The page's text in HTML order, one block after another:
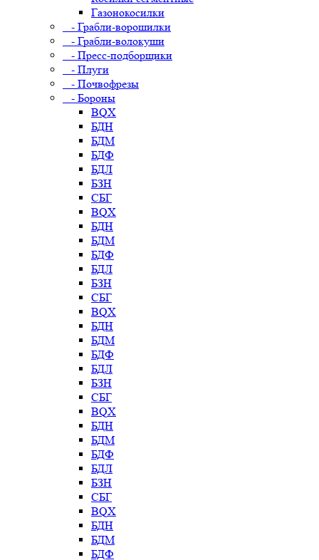
Газонокосилки
- Грабли-ворошилки
- Грабли-волокуши
- Пресс-подборщики
- Плуги
- Почвофрезы
- Бороны
BQX
БДН
БДМ
БДФ
БДЛ
БЗН
СБГ
BQX
БДН
БДМ
БДФ
БДЛ
БЗН
СБГ
BQX
БДН
БДМ
БДФ
БДЛ
БЗН
СБГ
BQX
БДН
БДМ
БДФ
БДЛ
БЗН
СБГ
BQX
БДН
БДМ
БДФ